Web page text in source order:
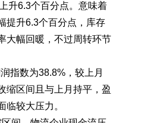
上升6.3个百分点。意味着
提升6.3个百分点，库存
大幅回暖，不过周转环节
指数为38.8%，较上月
缩区间且与上月持平，盈
较大压力。